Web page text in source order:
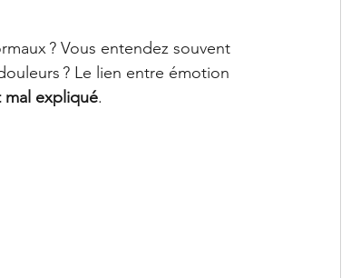
? Vous entendez souvent
? Le lien entre émotion
mal expliqué.